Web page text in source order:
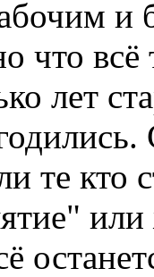
и
что
лет
те кто